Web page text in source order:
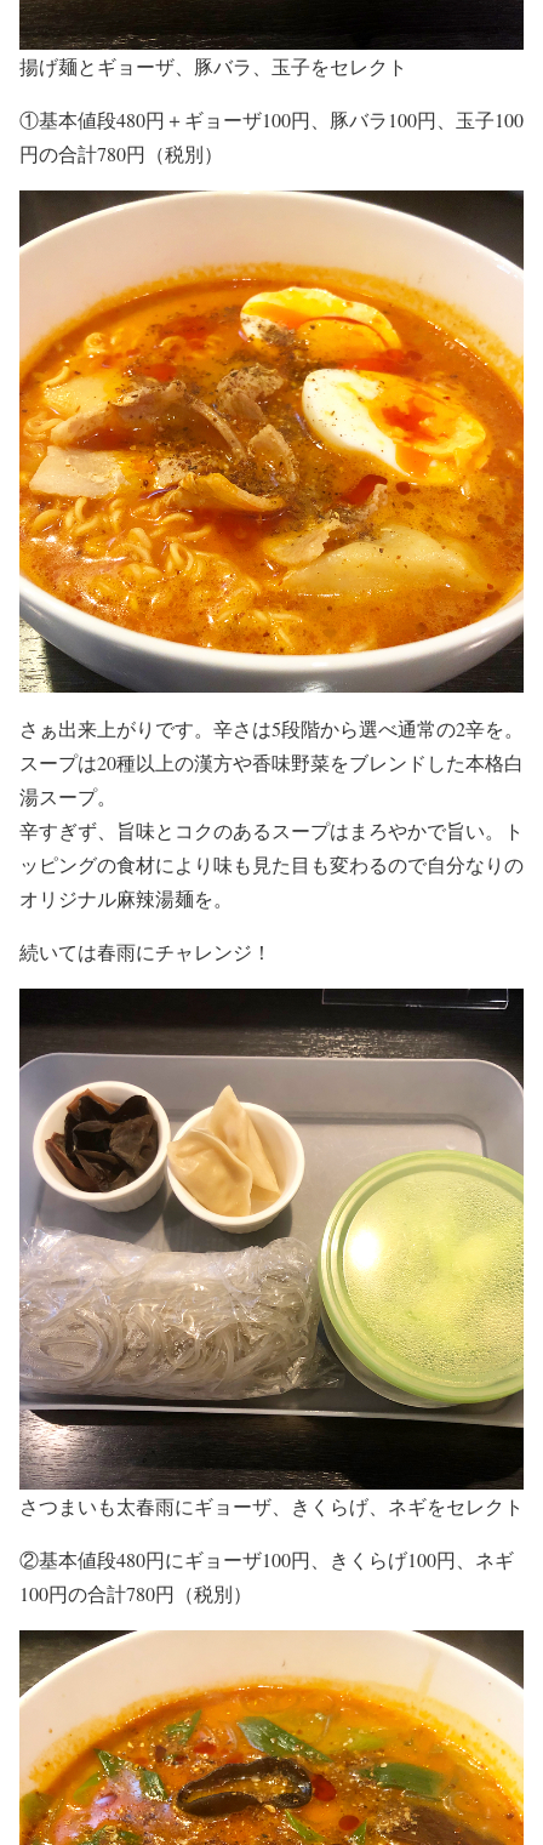
揚げ麺とギョーザ、豚バラ、玉子をセレクト
①基本値段480円＋ギョーザ100円、豚バラ100円、玉子100
円の合計780円（税別）
さぁ出来上がりです。辛さは5段階から選べ通常の2辛を。
スープは20種以上の漢方や香味野菜をブレンドした本格白
湯スープ。
辛すぎず、旨味とコクのあるスープはまろやかで旨い。ト
ッピングの食材により味も見た目も変わるので自分なりの
オリジナル麻辣湯麺を。
続いては春雨にチャレンジ！
さつまいも太春雨にギョーザ、きくらげ、ネギをセレクト
②基本値段480円にギョーザ100円、きくらげ100円、ネギ
100円の合計780円（税別）